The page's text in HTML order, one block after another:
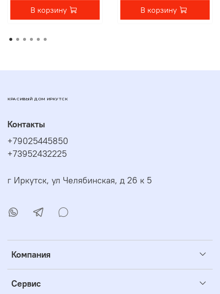
В корзину В корзину
КРАСИВЫЙ ДОМ ИРКУТСК
Компания
Сервис
Контакты
+79025445850
+73952432225
г Иркутск, ул Челябинская, д 26 к 5